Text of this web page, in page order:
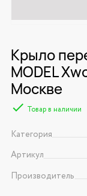
Крыло
MODEL
Москве
Товар в наличии
Категория
Артикул
Производитель